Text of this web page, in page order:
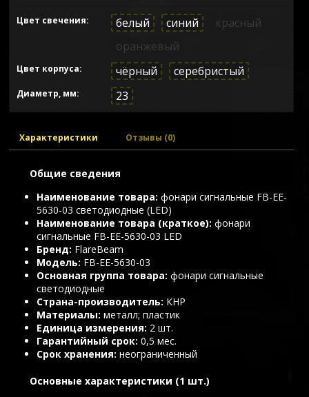
Цвет свечения белый синий
красный
оранжевый
Цвет корпуса чёрный серебристый
Диаметр, мм 23
Характеристики Отзывы (0)
Общие сведения
Наименование товара фонари сигнальные FB-EE-
5630-03 светодиодные (LED)
Наименование товара (краткое) фонари
сигнальные FB-EE-5630-03 LED
Бренд FlareBeam
Модель FB-EE-5630-03
Основная группа товара фонари сигнальные
светодиодные
Страна-производитель КНР
Материалы металл; пластик
Единица измерения 2 шт.
Гарантийный срок 0,5 мес.
Срок хранения неограниченный
Основные характеристики (1 шт.)